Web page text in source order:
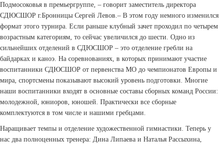
Подмосоковья в премьер­группе, – говорит заместитель директора
СДЮСШОР г.Бронницы Сергей Левов.– В этом году немного изменился
формат этого турнира. Если раньше клубный зачет проходил по четырем
возрастным категориям, то сейчас увеличился до шести. Одно из
сильнейших отделений в СДЮСШОР – это отделение гребли на
байдарках и каноэ. На соревнованиях, в которых принимают участие
воспитанники СДЮСШОР от первенства МО до чемпионатов Европы и
мира, спортсмены показывают высокий уровень подготовки. Многие
наши воспитанники входят в основные составы сборных команд России:
молодежной, юниоров, юношей. Практически все сборные
комплектуются в том числе и нашими гребцами.
Наращивает темпы и отделение художественной гимнастики. Теперь у
нас два полноценных тренера: Дина Липаева и Наталья Рассыхина,